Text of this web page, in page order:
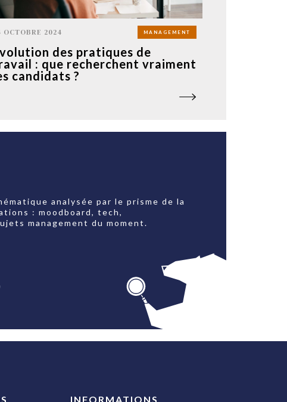
OCTOBRE 2024 MANAGEMENT
des pratiques de
: que recherchent vraiment
candidats ?
analysée par le prisme de la
: moodboard, tech,
management du moment.
INFORMATIONS